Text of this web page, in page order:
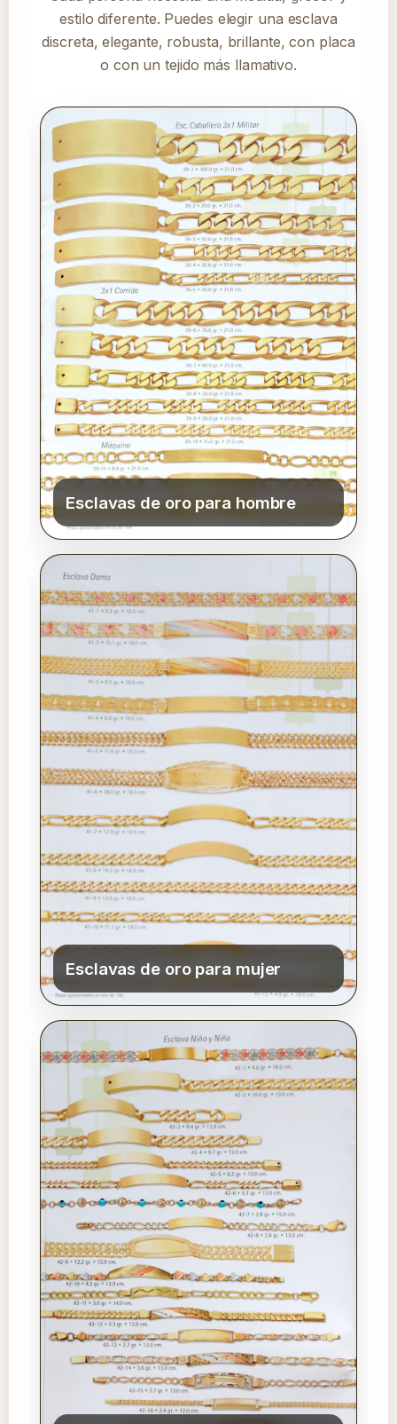
estilo diferente. Puedes elegir una esclava
discreta, elegante, robusta, brillante, con placa
o con un tejido más llamativo.
Esclavas de oro para hombre
Esclavas de oro para mujer